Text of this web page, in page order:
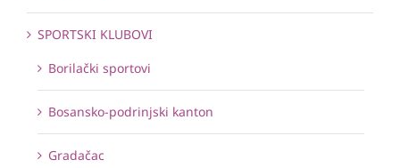
SPORTSKI KLUBOVI
Borilački sportovi
Bosansko-podrinjski kanton
Gradačac